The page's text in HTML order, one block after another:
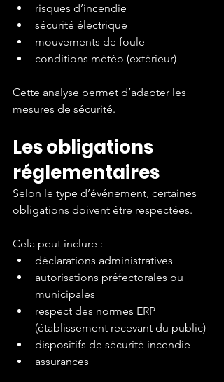
risques d’incendie
sécurité électrique
mouvements de foule
conditions météo (extérieur)
Cette analyse permet d’adapter les
mesures de sécurité.
Les obligations
réglementaires
Selon le type d’événement, certaines
obligations doivent être respectées.
Cela peut inclure :
déclarations administratives
autorisations préfectorales ou
municipales
respect des normes ERP
(établissement recevant du public)
dispositifs de sécurité incendie
assurances